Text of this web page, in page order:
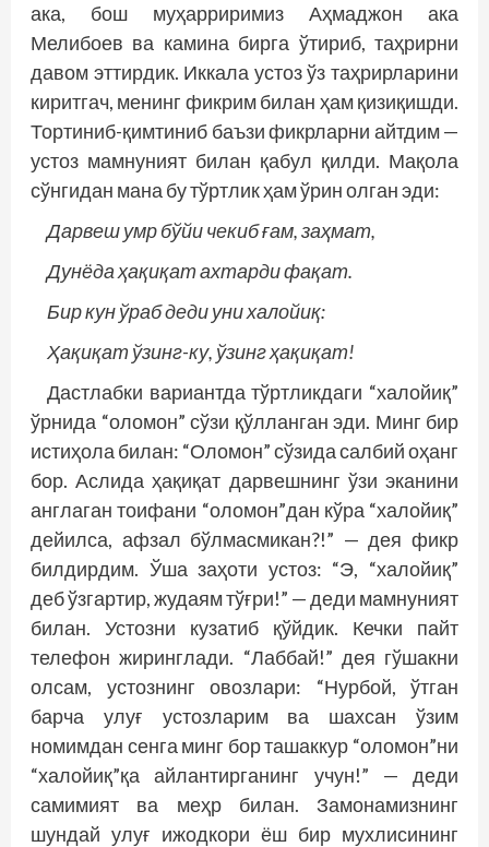
ака, бош муҳарриримиз Аҳмаджон ака
Мелибоев ва камина бирга ўтириб, таҳрирни
давом эттирдик. Иккала устоз ўз таҳрирларини
киритгач, менинг фикрим билан ҳам қизиқишди.
Тортиниб-қимтиниб баъзи фикрларни айтдим —
устоз мамнуният билан қабул қилди. Мақола
сўнгидан мана бу тўртлик ҳам ўрин олган эди:
Дарвеш умр бўйи чекиб ғам, заҳмат,
Дунёда ҳақиқат ахтарди фақат.
Бир кун ўраб деди уни халойиқ:
Ҳақиқат ўзинг-ку, ўзинг ҳақиқат!
Дастлабки вариантда тўртликдаги “халойиқ”
ўрнида “оломон” сўзи қўлланган эди. Минг бир
истиҳола билан: “Оломон” сўзида салбий оҳанг
бор. Аслида ҳақиқат дарвешнинг ўзи эканини
англаган тоифани “оломон”дан кўра “халойиқ”
дейилса, афзал бўлмасмикан?!” — дея фикр
билдирдим. Ўша заҳоти устоз: “Э, “халойиқ”
деб ўзгартир, жудаям тўғри!” — деди мамнуният
билан. Устозни кузатиб қўйдик. Кечки пайт
телефон жиринглади. “Лаб­бай!” дея гўшакни
олсам, устознинг овозлари: “Нурбой, ўтган
барча улуғ устозларим ва шахсан ўзим
номимдан сенга минг бор ташаккур “оломон”ни
“халойиқ”қа айлантирганинг учун!” — деди
самимият ва меҳр билан. Замонамизнинг
шундай улуғ ижодкори ёш бир мухлисининг